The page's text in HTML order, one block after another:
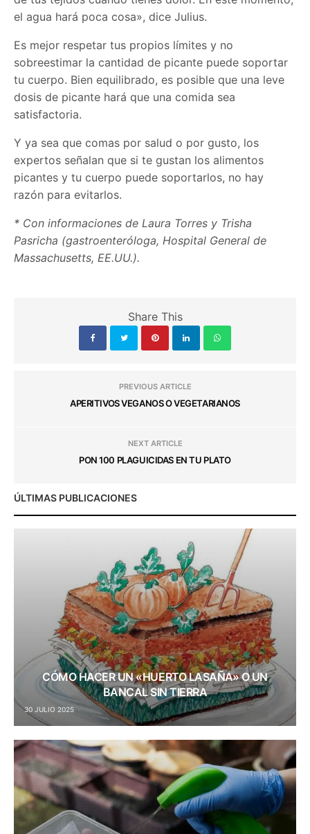
el agua hará poca cosa», dice Julius.
Es mejor respetar tus propios límites y no
sobreestimar la cantidad de picante puede soportar
tu cuerpo. Bien equilibrado, es posible que una leve
dosis de picante hará que una comida sea
satisfactoria.
Y ya sea que comas por salud o por gusto, los
expertos señalan que si te gustan los alimentos
picantes y tu cuerpo puede soportarlos, no hay
razón para evitarlos.
* Con informaciones de Laura Torres y Trisha
Pasricha (gastroenteróloga, Hospital General de
Massachusetts, EE.UU.).
Share This
PREVIOUS ARTICLE
APERITIVOS VEGANOS O VEGETARIANOS
NEXT ARTICLE
PON 100 PLAGUICIDAS EN TU PLATO
ÚLTIMAS PUBLICACIONES
CÓMO HACER UN «HUERTO LASAÑA» O UN
BANCAL SIN TIERRA
30 JULIO 2025